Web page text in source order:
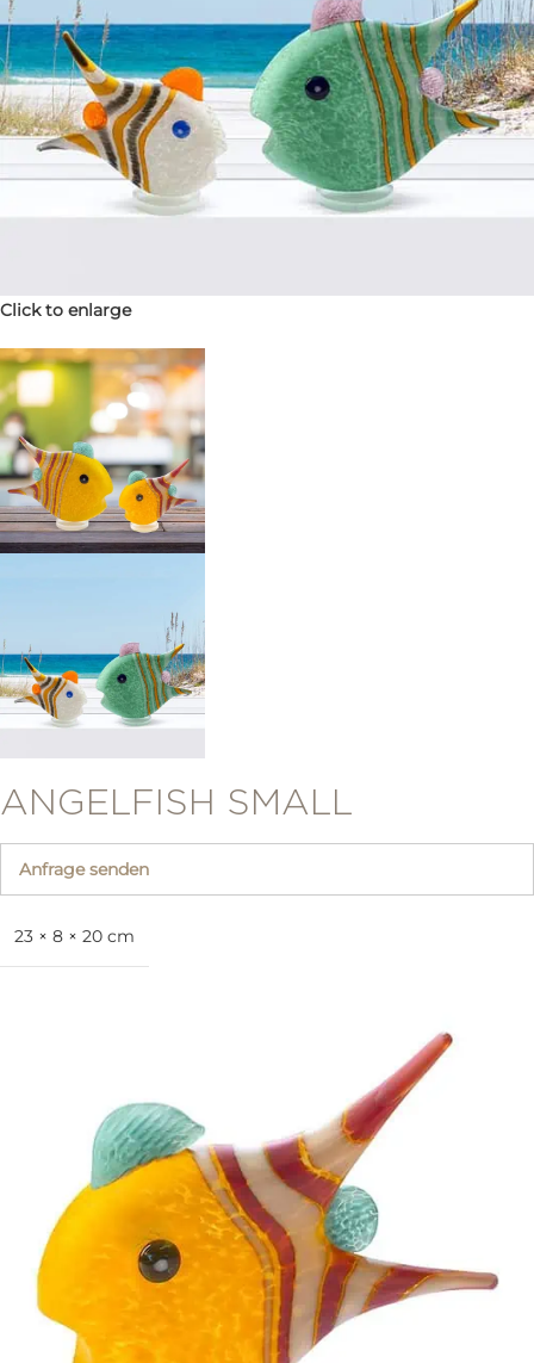
Click to enlarge
ANGELFISH SMALL
Anfrage senden
23 × 8 × 20 cm